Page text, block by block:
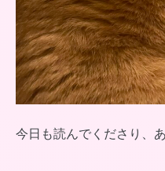
今日も読んでくださり、